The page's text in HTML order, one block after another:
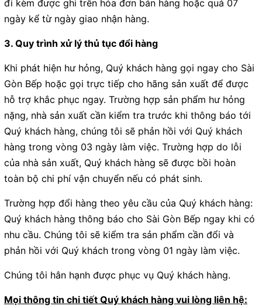
đi kèm được ghi trên hóa đơn bán hàng hoặc quá 07
ngày kể từ ngày giao nhận hàng.
3. Quy trình xử lý thủ tục đổi hàng
Khi phát hiện hư hỏng, Quý khách hàng gọi ngay cho Sài
Gòn Bếp hoặc gọi trực tiếp cho hãng sản xuất để được
hỗ trợ khắc phục ngay. Trường hợp sản phẩm hư hỏng
nặng, nhà sản xuất cần kiểm tra trước khi thông báo tới
Quý khách hàng, chúng tôi sẽ phản hồi với Quý khách
hàng trong vòng 03 ngày làm việc. Trường hợp do lỗi
của nhà sản xuất, Quý khách hàng sẽ được bồi hoàn
toàn bộ chi phí vận chuyển nếu có phát sinh.
Trường hợp đổi hàng theo yêu cầu của Quý khách hàng:
Quý khách hàng thông báo cho Sài Gòn Bếp ngay khi có
nhu cầu. Chúng tôi sẽ kiểm tra sản phẩm cần đổi và
phản hồi với Quý khách trong vòng 01 ngày làm việc.
Chúng tôi hân hạnh được phục vụ Quý khách hàng.
Mọi thông tin chi tiết Quý khách hàng vui lòng liên hệ: